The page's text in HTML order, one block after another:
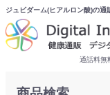
ジュビダーム(ヒアルロン酸)の通
通話料無